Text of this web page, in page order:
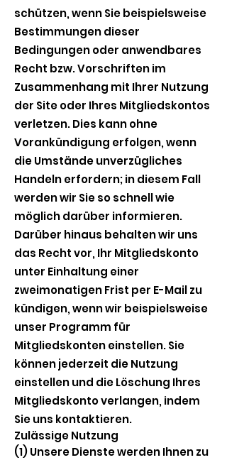
schützen, wenn Sie beispielsweise
Bestimmungen dieser
Bedingungen oder anwendbares
Recht bzw. Vorschriften im
Zusammenhang mit Ihrer Nutzung
der Site oder Ihres Mitgliedskontos
verletzen. Dies kann ohne
Vorankündigung erfolgen, wenn
die Umstände unverzügliches
Handeln erfordern; in diesem Fall
werden wir Sie so schnell wie
möglich darüber informieren.
Darüber hinaus behalten wir uns
das Recht vor, Ihr Mitgliedskonto
unter Einhaltung einer
zweimonatigen Frist per E-Mail zu
kündigen, wenn wir beispielsweise
unser Programm für
Mitgliedskonten einstellen. Sie
können jederzeit die Nutzung
einstellen und die Löschung Ihres
Mitgliedskonto verlangen, indem
Sie uns kontaktieren.
Zulässige Nutzung
(1) Unsere Dienste werden Ihnen zu